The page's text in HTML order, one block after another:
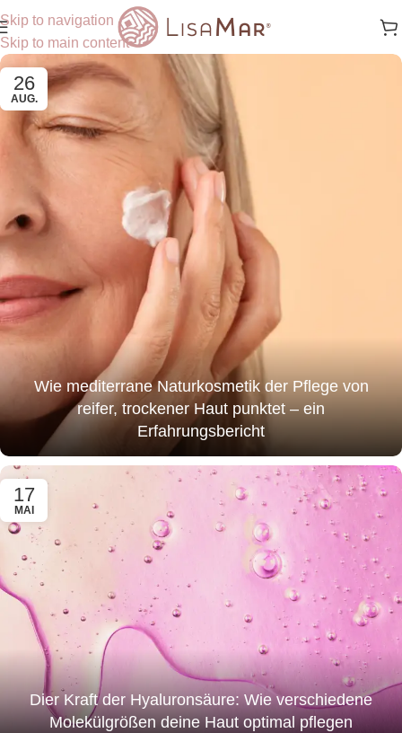
Skip to navigation
Skip to main content
26
AUG.
Wie mediterrane Naturkosmetik der Pflege von
reifer, trockener Haut punktet – ein
Erfahrungsbericht
17
MAI
Dier Kraft der Hyaluronsäure: Wie verschiedene
Molekülgrößen deine Haut optimal pflegen